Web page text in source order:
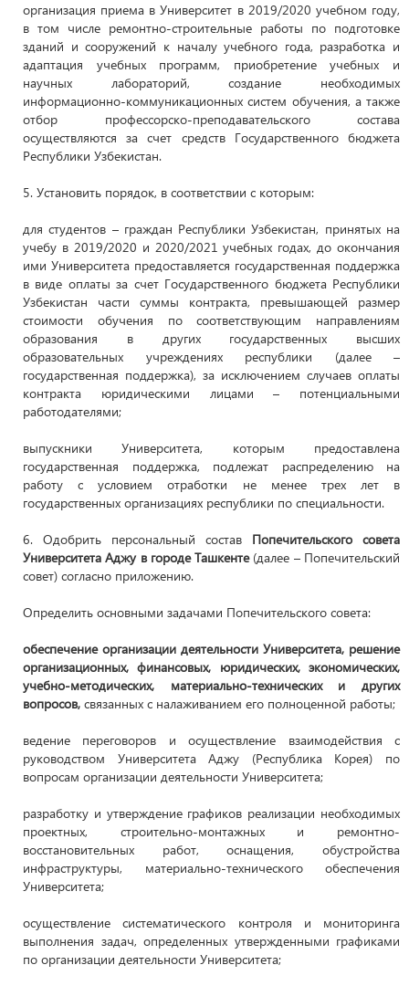
организация приема в Университет в 2019/2020 учебном году,
в том числе ремонтно-строительные работы по подготовке
зданий и сооружений к началу учебного года, разработка и
адаптация учебных программ, приобретение учебных и
научных лабораторий, создание необходимых
информационно-коммуникационных систем обучения, а также
отбор профессорско-преподавательского состава
осуществляются за счет средств Государственного бюджета
Республики Узбекистан.
5. Установить порядок, в соответствии с которым:
для студентов – граждан Республики Узбекистан, принятых на
учебу в 2019/2020 и 2020/2021 учебных годах, до окончания
ими Университета предоставляется государственная поддержка
в виде оплаты за счет Государственного бюджета Республики
Узбекистан части суммы контракта, превышающей размер
стоимости обучения по соответствующим направлениям
образования в других государственных высших
образовательных учреждениях республики (далее –
государственная поддержка), за исключением случаев оплаты
контракта юридическими лицами – потенциальными
работодателями;
выпускники Университета, которым предоставлена
государственная поддержка, подлежат распределению на
работу с условием отработки не менее трех лет в
государственных организациях республики по специальности.
6. Одобрить персональный состав Попечительского совета
Университета Аджу в городе Ташкенте(далее – Попечительский
совет) согласно приложению.
Определить основными задачами Попечительского совета:
обеспечение организации деятельности Университета, решение
организационных, финансовых, юридических, экономических,
учебно-методических, материально-технических и других
вопросов, связанных с налаживанием его полноценной работы;
ведение переговоров и осуществление взаимодействия с
руководством Университета Аджу (Республика Корея) по
вопросам организации деятельности Университета;
разработку и утверждение графиков реализации необходимых
проектных, строительно-монтажных и ремонтно-
восстановительных работ, оснащения, обустройства
инфраструктуры, материально-технического обеспечения
Университета;
осуществление систематического контроля и мониторинга
выполнения задач, определенных утвержденными графиками
по организации деятельности Университета;